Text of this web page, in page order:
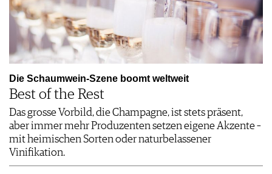
Die Schaumwein-Szene boomt weltweit
Best of the Rest
Das grosse Vorbild, die Champagne, ist stets präsent,
aber immer mehr Produzenten setzen eigene Akzente –
mit heimischen Sorten oder naturbelassener
Vinifikation.